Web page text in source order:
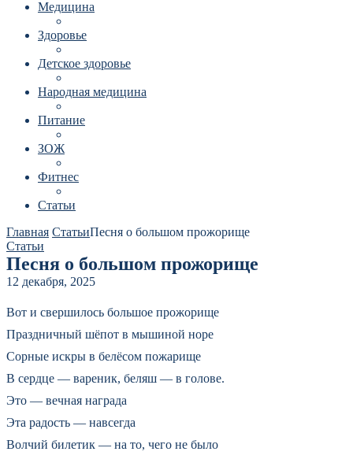
Медицина
Здоровье
Детское здоровье
Народная медицина
Питание
ЗОЖ
Фитнес
Статьи
Главная СтатьиПесня о большом прожорище
Статьи
Песня о большом прожорище
12 декабря, 2025
Вот и свершилось большое прожорище
Праздничный шёпот в мышиной норе
Сорные искры в белёсом пожарище
В сердце — вареник, беляш — в голове.
Это — вечная награда
Эта радость — навсегда
Волчий билетик — на то, чего не было